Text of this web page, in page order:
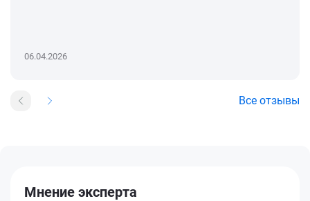
06.04.2026
Все отзывы
Мнение эксперта